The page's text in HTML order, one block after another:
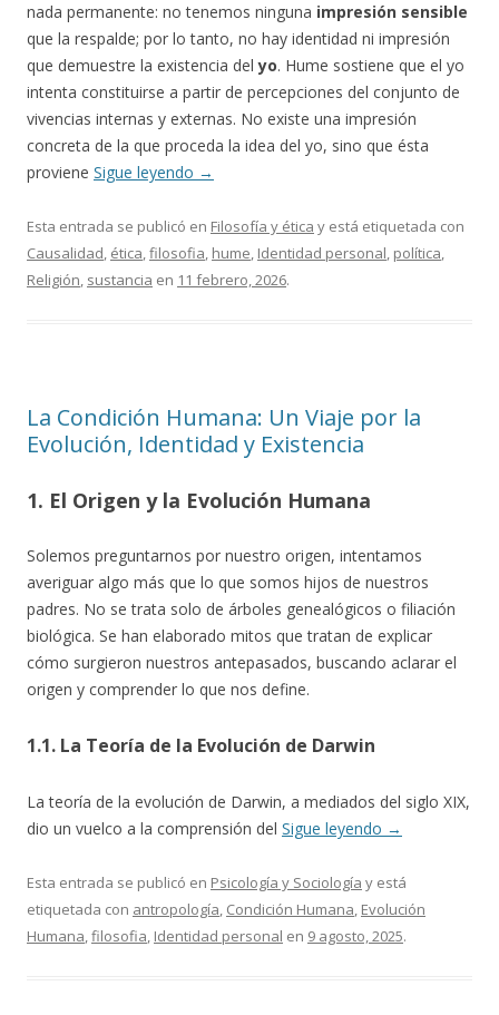
nada permanente: no tenemos ninguna impresión sensible
que la respalde; por lo tanto, no hay identidad ni impresión
que demuestre la existencia delyo. Hume sostiene que el yo
intenta constituirse a partir de percepciones del conjunto de
vivencias internas y externas. No existe una impresión
concreta de la que proceda la idea del yo, sino que ésta
proviene Sigue leyendo →
Esta entrada se publicó en Filosofía y ética y está etiquetada con
Causalidad, ética,filosofia, hume, Identidad personal, política,
Religión, sustancia en 11 febrero, 2026.
La Condición Humana: Un Viaje por la
Evolución, Identidad y Existencia
1. El Origen y la Evolución Humana
Solemos preguntarnos por nuestro origen, intentamos
averiguar algo más que lo que somos hijos de nuestros
padres. No se trata solo de árboles genealógicos o filiación
biológica. Se han elaborado mitos que tratan de explicar
cómo surgieron nuestros antepasados, buscando aclarar el
origen y comprender lo que nos define.
1.1. La Teoría de la Evolución de Darwin
La teoría de la evolución de Darwin, a mediados del siglo XIX,
dio un vuelco a la comprensión del Sigue leyendo →
Esta entrada se publicó en Psicología y Sociología y está
etiquetada con antropología, Condición Humana, Evolución
Humana,filosofia, Identidad personal en 9 agosto, 2025.